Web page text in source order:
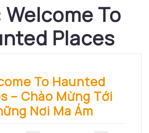
Welcome To
Places
To Haunted
– Chào Mừng Tới
Nơi Ma Ám